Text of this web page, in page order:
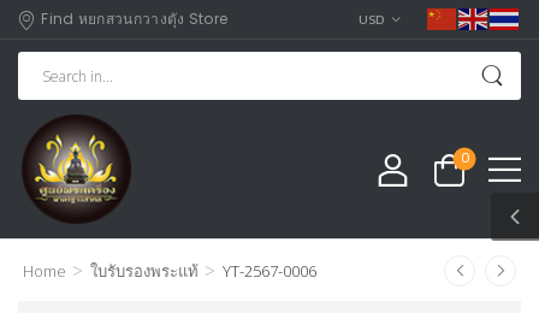
Find หยกสวนกวางตุัง Store USD
0
Home > ใบรับรองพระแท้ > YT-2567-0006